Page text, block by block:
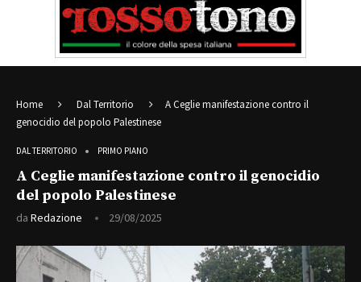
Home Dal Territorio
A Ceglie manifestazione contro il
genocidio del popolo Palestinese
DAL TERRITORIO PRIMO PIANO
A Ceglie manifestazione contro il genocidio
del popolo Palestinese
da Redazione 29/08/2025